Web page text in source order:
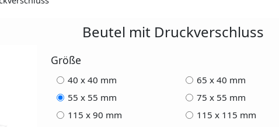
Beutel mit Druckverschluss
Größe
40 x 40 mm
65 x 40 mm
55 x 55 mm
75 x 55 mm
115 x 90 mm
115 x 115 mm